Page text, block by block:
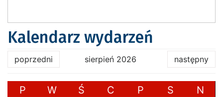
Kalendarz wydarzeń
poprzedni sierpień 2026 następny
P W Ś C P S N